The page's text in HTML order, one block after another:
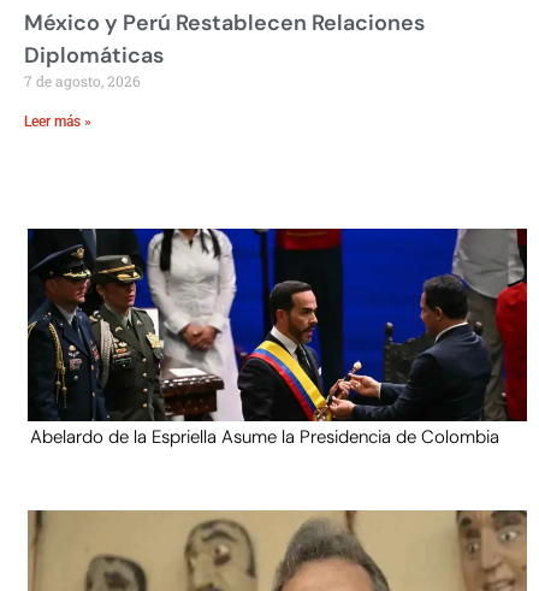
México y Perú Restablecen Relaciones
Diplomáticas
7 de agosto, 2026
Leer más »
Abelardo de la Espriella Asume la Presidencia de Colombia